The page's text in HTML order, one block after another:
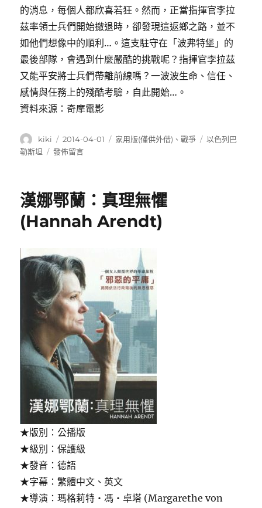
的消息，每個人都欣喜若狂。然而，正當指揮官李拉
茲率領士兵們開始撤退時，卻發現這返鄉之路，並不
如他們想像中的順利…。這支駐守在「波弗特堡」的
最後部隊，會遇到什麼嚴酷的挑戰呢？指揮官李拉茲
又能平安將士兵們帶離前線嗎？一波波生命、信任、
感情與任務上的殘酷考驗，自此開始…。
資料來源：奇摩電影
作
者
kiki
發
佈
2014-04-01
分
家用版(僅供外借) 、 戰爭
標
以色列巴
勒斯坦
在
暴
發佈留言
漢娜鄂蘭：真理無懼
(Hannah Arendt)
★版別：公播版
★級別：保護級
★發音：德語
★字幕：繁體中文、英文
★導演：瑪格莉特‧馮‧卓塔 (Margarethe von